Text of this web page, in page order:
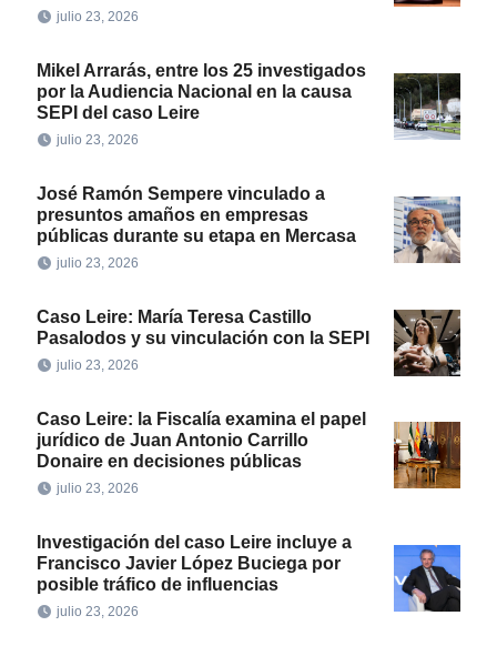
julio 23, 2026
Mikel Arrarás, entre los 25 investigados
por la Audiencia Nacional en la causa
SEPI del caso Leire
julio 23, 2026
José Ramón Sempere vinculado a
presuntos amaños en empresas
públicas durante su etapa en Mercasa
julio 23, 2026
Caso Leire: María Teresa Castillo
Pasalodos y su vinculación con la SEPI
julio 23, 2026
Caso Leire: la Fiscalía examina el papel
jurídico de Juan Antonio Carrillo
Donaire en decisiones públicas
julio 23, 2026
Investigación del caso Leire incluye a
Francisco Javier López Buciega por
posible tráfico de influencias
julio 23, 2026